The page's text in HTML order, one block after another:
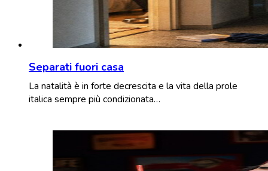
Separati fuori casa
La natalità è in forte decrescita e la vita della prole
italica sempre più condizionata…